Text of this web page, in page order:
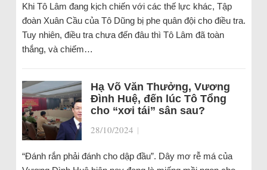
Khi Tô Lâm đang kịch chiến với các thế lực khác, Tập
đoàn Xuân Cầu của Tô Dũng bị phe quân đội cho điều tra.
Tuy nhiên, điều tra chưa đến đâu thì Tô Lâm đã toàn
thắng, và chiếm…
Hạ Võ Văn Thưởng, Vương
Đình Huệ, đến lúc Tô Tổng
cho “xơi tái” sân sau?
28/10/2024 |
“Đánh rắn phải đánh cho dập đầu”. Dây mơ rễ má của